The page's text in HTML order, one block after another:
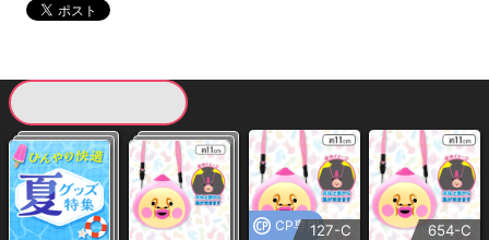
CP専用127-C 654-C